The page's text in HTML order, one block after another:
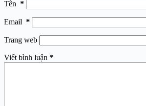
Tên *
Email *
Trang web
Viết bình luận *